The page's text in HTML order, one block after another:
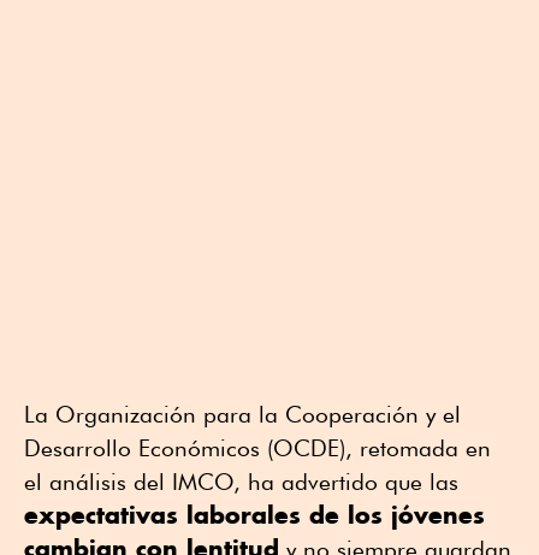
La Organización para la Cooperación y el
Desarrollo Económicos (OCDE), retomada en
el análisis del IMCO, ha advertido que las
expectativas laborales de los jóvenes
cambian con lentitud y no siempre guardan